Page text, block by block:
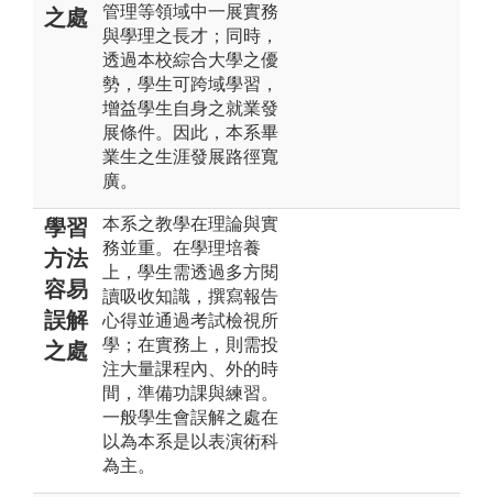
之處
管理等領域中一展實務
與學理之長才；同時，
透過本校綜合大學之優
勢，學生可跨域學習，
增益學生自身之就業發
展條件。因此，本系畢
業生之生涯發展路徑寬
廣。
學習
方法
容易
誤解
之處
本系之教學在理論與實
務並重。在學理培養
上，學生需透過多方閱
讀吸收知識，撰寫報告
心得並通過考試檢視所
學；在實務上，則需投
注大量課程內、外的時
間，準備功課與練習。
一般學生會誤解之處在
以為本系是以表演術科
為主。